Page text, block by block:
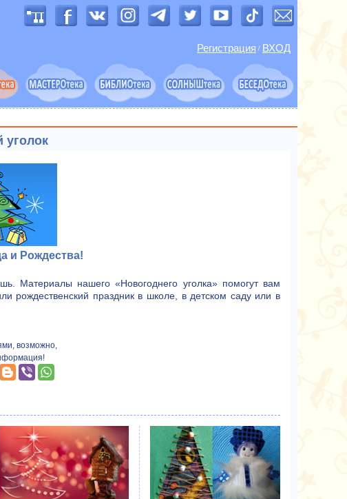
Регистрация / ВХОД
уголок
и Рождества!
Материалы нашего «Новoгоднего уголка» помогут вам
рождественский праздник в школе, в детском саду или в
возможно,